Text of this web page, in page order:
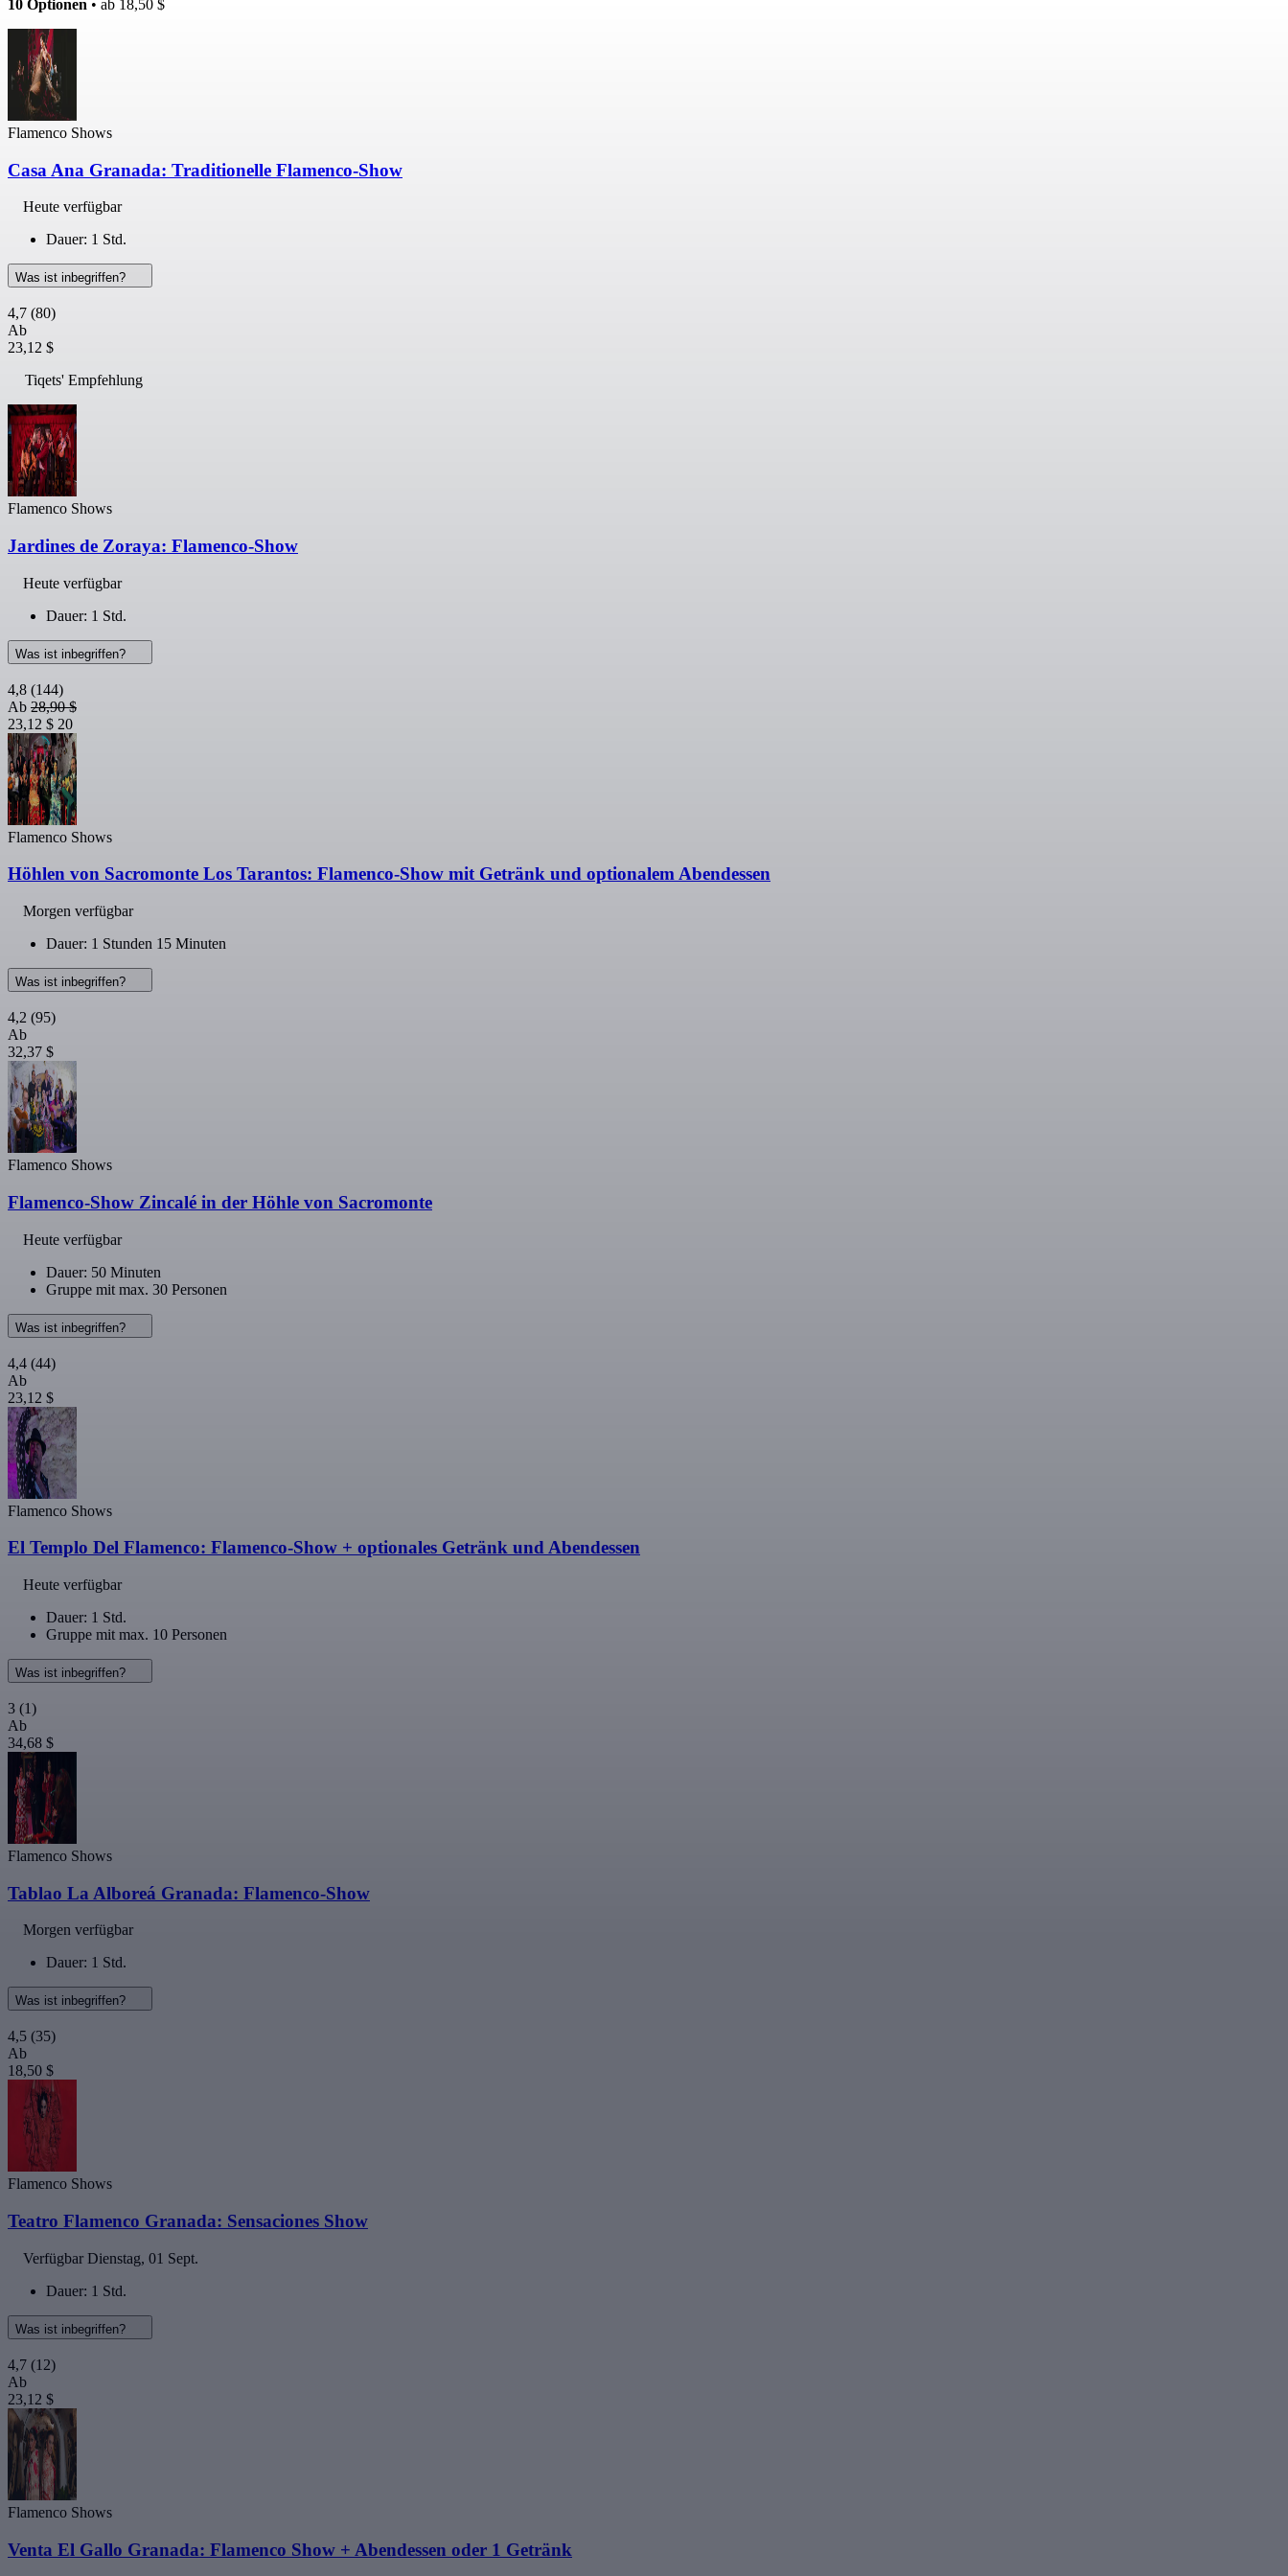
10 Optionen • ab 18,50 $
Flamenco Shows
Casa Ana Granada: Traditionelle Flamenco-Show
Heute verfügbar
Dauer: 1 Std.
Was ist inbegriffen?
4,7 (80)
Ab
23,12 $
Tiqets' Empfehlung
Flamenco Shows
Jardines de Zoraya: Flamenco-Show
Heute verfügbar
Dauer: 1 Std.
Was ist inbegriffen?
4,8 (144)
Ab 28,90 $
23,12 $ 20
Flamenco Shows
Höhlen von Sacromonte Los Tarantos: Flamenco-Show mit Getränk und optionalem Abendessen
Morgen verfügbar
Dauer: 1 Stunden 15 Minuten
Was ist inbegriffen?
4,2 (95)
Ab
32,37 $
Flamenco Shows
Flamenco-Show Zincalé in der Höhle von Sacromonte
Heute verfügbar
Dauer: 50 Minuten
Gruppe mit max. 30 Personen
Was ist inbegriffen?
4,4 (44)
Ab
23,12 $
Flamenco Shows
El Templo Del Flamenco: Flamenco-Show + optionales Getränk und Abendessen
Heute verfügbar
Dauer: 1 Std.
Gruppe mit max. 10 Personen
Was ist inbegriffen?
3 (1)
Ab
34,68 $
Flamenco Shows
Tablao La Alboreá Granada: Flamenco-Show
Morgen verfügbar
Dauer: 1 Std.
Was ist inbegriffen?
4,5 (35)
Ab
18,50 $
Flamenco Shows
Teatro Flamenco Granada: Sensaciones Show
Verfügbar Dienstag, 01 Sept.
Dauer: 1 Std.
Was ist inbegriffen?
4,7 (12)
Ab
23,12 $
Flamenco Shows
Venta El Gallo Granada: Flamenco Show + Abendessen oder 1 Getränk